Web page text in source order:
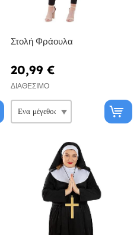
Στολή Φράουλα
20,99 €
ΔΙΑΘΈΣΙΜΟ